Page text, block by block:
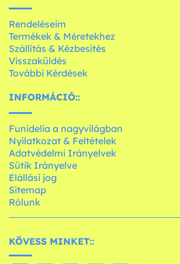
Rendeléseim
Termékek & Méretekhez
Szállítás & Kézbesítés
Visszaküldés
További Kérdések
INFORMÁCIÓ::
Funidelia a nagyvilágban
Nyilatkozat & Feltételek
Adatvédelmi Irányelvek
Sütik Irányelve
Elállási jog
Sitemap
Rólunk
KÖVESS MINKET::